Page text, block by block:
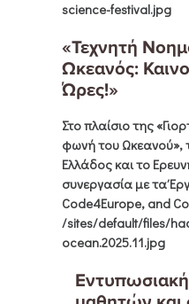
science-festival.jpg
«Τεχνητή
Ωκεανός:
Ώρες!»
Στο πλαίσιο της
φωνή του Ωκεανού»,
Ελλάδος και το
συνεργασία με τα
Code4Europe, and
/sites/default/files/
ocean.2025.11.jpg